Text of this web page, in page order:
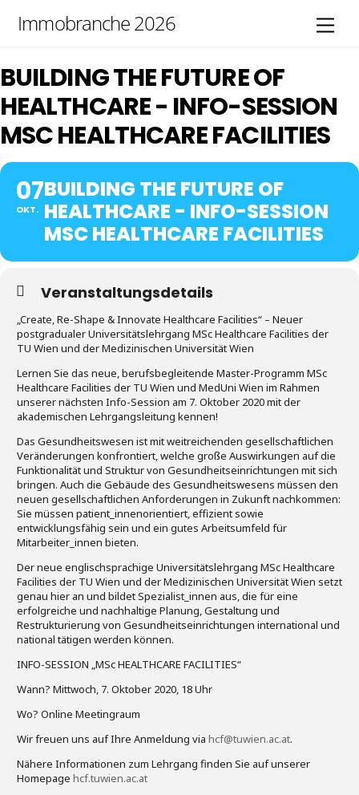
Immobranche 2026
BUILDING THE FUTURE OF
HEALTHCARE - INFO-SESSION
MSC HEALTHCARE FACILITIES
07
OKT.
BUILDING THE FUTURE OF
HEALTHCARE - INFO-SESSION
MSC HEALTHCARE FACILITIES
Veranstaltungsdetails
„Create, Re-Shape & Innovate Healthcare Facilities“ – Neuer
postgradualer Universitätslehrgang MSc Healthcare Facilities der
TU Wien und der Medizinischen Universität Wien
Lernen Sie das neue, berufsbegleitende Master-Programm MSc
Healthcare Facilities der TU Wien und MedUni Wien im Rahmen
unserer nächsten Info-Session am 7. Oktober 2020 mit der
akademischen Lehrgangsleitung kennen!
Das Gesundheitswesen ist mit weitreichenden gesellschaftlichen
Veränderungen konfrontiert, welche große Auswirkungen auf die
Funktionalität und Struktur von Gesundheitseinrichtungen mit sich
bringen. Auch die Gebäude des Gesundheitswesens müssen den
neuen gesellschaftlichen Anforderungen in Zukunft nachkommen:
Sie müssen patient_innenorientiert, effizient sowie
entwicklungsfähig sein und ein gutes Arbeitsumfeld für
Mitarbeiter_innen bieten.
Der neue englischsprachige Universitätslehrgang MSc Healthcare
Facilities der TU Wien und der Medizinischen Universität Wien setzt
genau hier an und bildet Spezialist_innen aus, die für eine
erfolgreiche und nachhaltige Planung, Gestaltung und
Restrukturierung von Gesundheitseinrichtungen international und
national tätigen werden können.
INFO-SESSION „MSc HEALTHCARE FACILITIES“
Wann? Mittwoch, 7. Oktober 2020, 18 Uhr
Wo? Online Meetingraum
Wir freuen uns auf Ihre Anmeldung via hcf@tuwien.ac.at.
Nähere Informationen zum Lehrgang finden Sie auf unserer
Homepage hcf.tuwien.ac.at